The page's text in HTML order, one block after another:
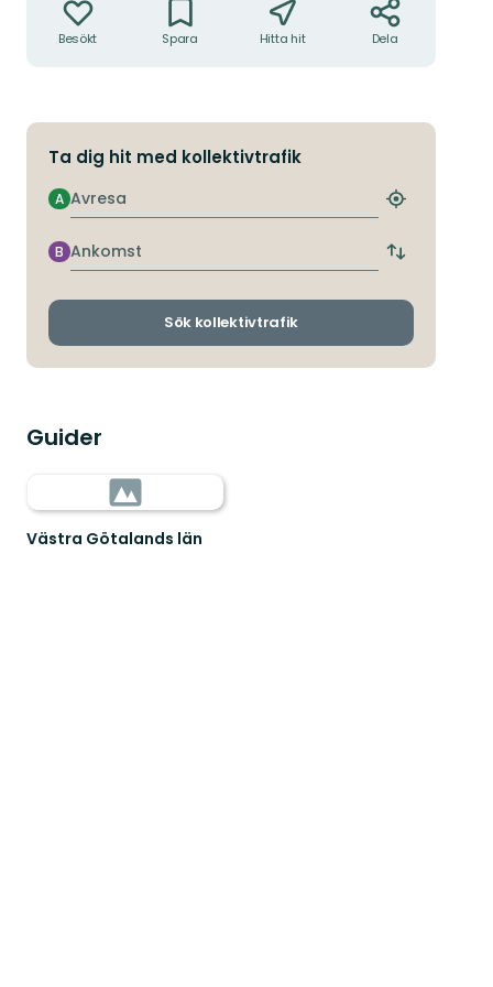
Besökt Spara Hitta hit Dela
Ta dig hit med kollektivtrafik
Avresa
A
Hitta
hållplats
Ankomst
B
Byt
och
Sök kollektivtrafik
Guider
Västra Götalands län